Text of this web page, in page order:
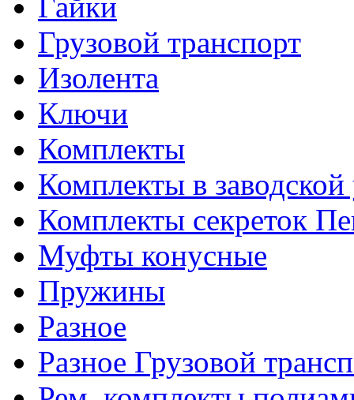
Грузовой транспорт
Изолента
Ключи
Комплекты
Комплекты в заводской
Комплекты секреток
Муфты конусные
Пружины
Разное
Разное Грузовой